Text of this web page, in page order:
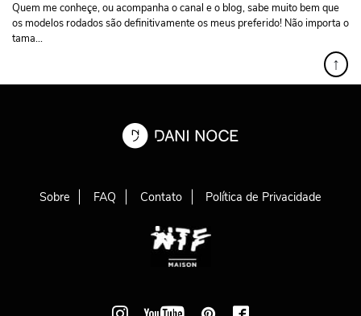
Quem me conheçe, ou acompanha o canal e o blog, sabe muito bem que
os modelos rodados são definitivamente os meus preferido! Não importa o
tama...
↑
Sobre FAQ Contato Política de Privacidade